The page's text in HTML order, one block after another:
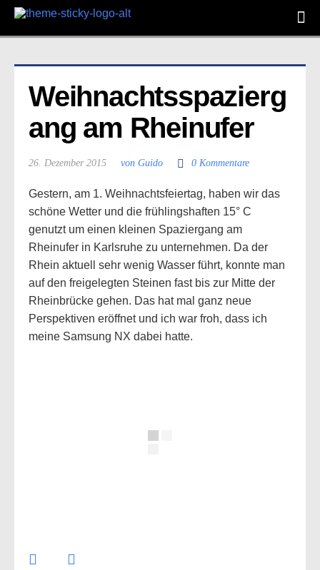
Weihnachtsspazierg
ang am Rheinufer
26. Dezember 2015 von Guido 0 Kommentare
Gestern, am 1. Weihnachtsfeiertag, haben wir das
schöne Wetter und die frühlingshaften 15° C
genutzt um einen kleinen Spaziergang am
Rheinufer in Karlsruhe zu unternehmen. Da der
Rhein aktuell sehr wenig Wasser führt, konnte man
auf den freigelegten Steinen fast bis zur Mitte der
Rheinbrücke gehen. Das hat mal ganz neue
Perspektiven eröffnet und ich war froh, dass ich
meine Samsung NX dabei hatte.